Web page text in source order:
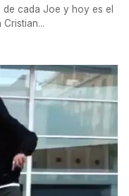
cada Joe y hoy es el